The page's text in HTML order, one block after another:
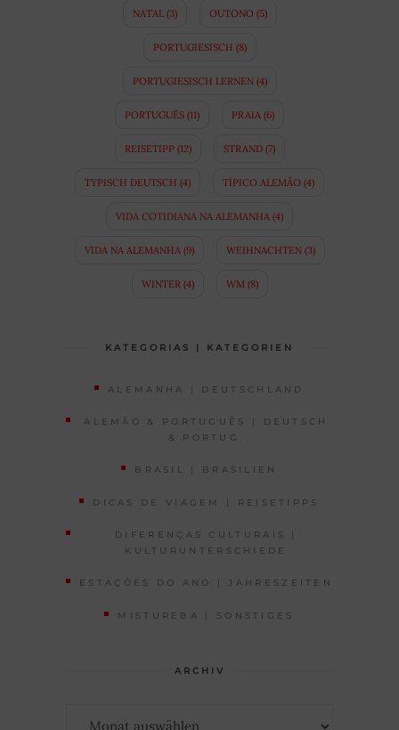
NATAL(3) OUTONO (5)
PORTUGIESISCH (8)
PORTUGIESISCH LERNEN(4)
PORTUGUÊS (11) PRAIA (6)
REISETIPP(12) STRAND(7)
TYPISCH DEUTSCH (4) TÍPICO ALEMÃO (4)
VIDA COTIDIANA NA ALEMANHA (4)
VIDA NA ALEMANHA(9) WEIHNACHTEN(3)
WINTER(4) WM(8)
KATEGORIAS | KATEGORIEN
ALEMANHA | DEUTSCHLAND
ALEMÃO & PORTUGUÊS | DEUTSCH
& PORTUG.
BRASIL | BRASILIEN
DICAS DE VIAGEM | REISETIPPS
DIFERENÇAS CULTURAIS |
KULTURUNTERSCHIEDE
ESTAÇÕES DO ANO | JAHRESZEITEN
MISTUREBA | SONSTIGES
ARCHIV